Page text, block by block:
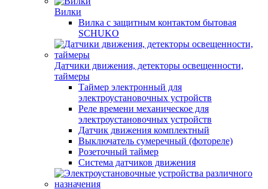
Вилки
Вилка с защитным контактом бытовая
SCHUKO
Датчики движения, детекторы освещенности,
таймеры
Таймер электронный для
электроустановочных устройств
Реле времени механическое для
электроустановочных устройств
Датчик движения комплектный
Выключатель сумеречный (фотореле)
Розеточный таймер
Система датчиков движения